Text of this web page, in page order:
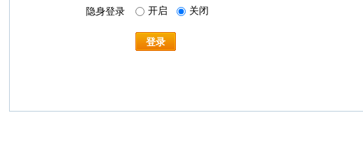
隐身登录 开启 关闭
登录